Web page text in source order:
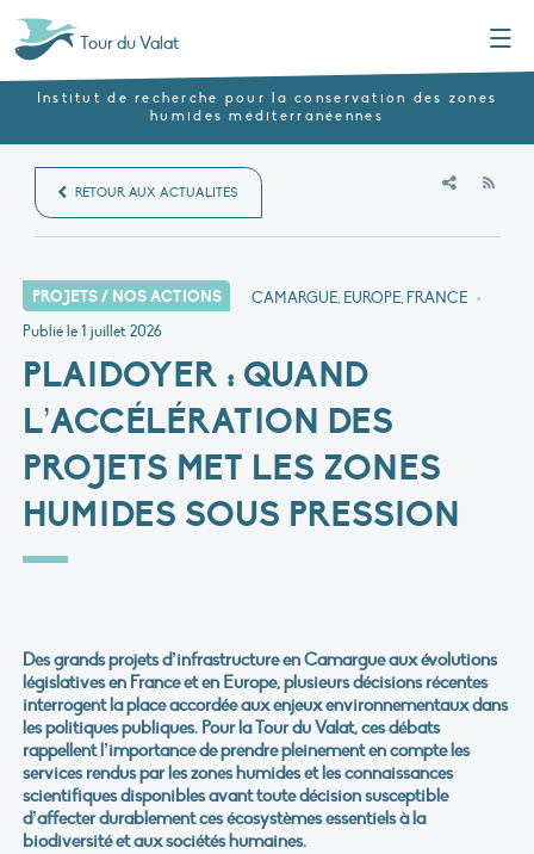
Tour du Valat
Institut de recherche pour la conservation des zones
humides méditerranéennes
RETOUR AUX ACTUALITÉS
PROJETS / NOS ACTIONS CAMARGUE, EUROPE, FRANCE •
Publié le1 juillet 2026
PLAIDOYER : QUAND
L’ACCÉLÉRATION DES
PROJETS MET LES ZONES
HUMIDES SOUS PRESSION
Des grands projets d’infrastructure en Camargue aux évolutions
législatives en France et en Europe, plusieurs décisions récentes
interrogent la place accordée aux enjeux environnementaux dans
les politiques publiques. Pour la Tour du Valat, ces débats
rappellent l’importance de prendre pleinement en compte les
services rendus par les zones humides et les connaissances
scientifiques disponibles avant toute décision susceptible
d’affecter durablement ces écosystèmes essentiels à la
biodiversité et aux sociétés humaines.